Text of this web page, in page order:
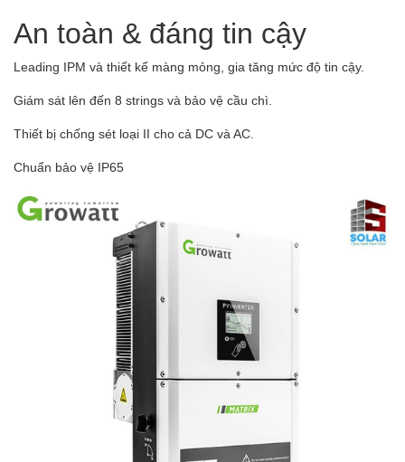
An toàn & đáng tin cậy
Leading IPM và thiết kế màng mỏng, gia tăng mức độ tin cậy.
Giám sát lên đến 8 strings và bảo vệ cầu chì.
Thiết bị chống sét loại II cho cả DC và AC.
Chuẩn bảo vệ IP65